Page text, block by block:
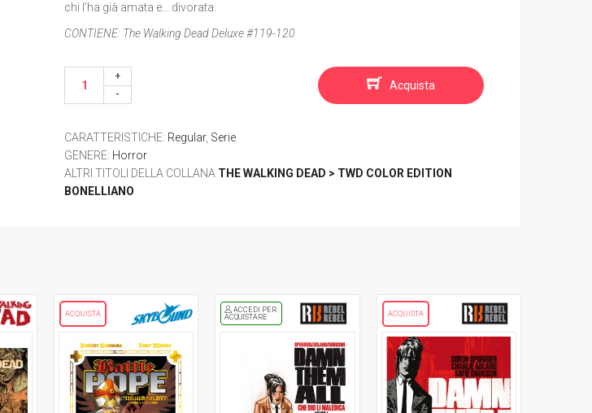
chi l’ha già amata e... divorata.
CONTIENE: The Walking Dead Deluxe #119-120
Acquista
CARATTERISTICHE: Regular, Serie
GENERE: Horror
ALTRI TITOLI DELLA COLLANA THE WALKING DEAD > TWD COLOR EDITION
BONELLIANO
ACQUISTA
ACCEDI PER
ACQUISTARE
ACQUISTA